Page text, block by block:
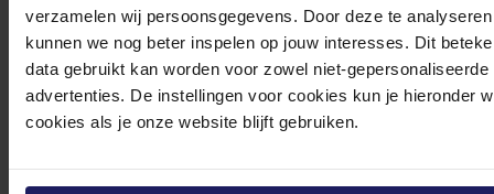
verzamelen wij persoonsgegevens. Door deze te
kunnen we nog beter inspelen op jouw interesses. Dit
data gebruikt kan worden voor zowel niet-
advertenties. De instellingen voor cookies kun je hieronder
cookies als je onze website blijft gebruiken.
Klantenservice@azerty.nl